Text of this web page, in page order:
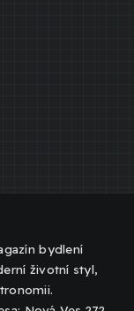
bydlení
životní styl,